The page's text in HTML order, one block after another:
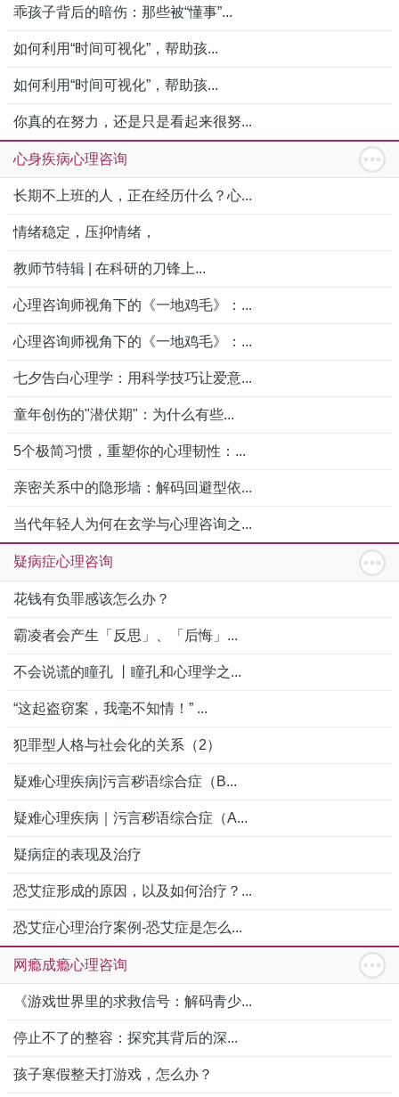
乖孩子背后的暗伤：那些被“懂事”...
如何利用“时间可视化”，帮助孩...
如何利用“时间可视化”，帮助孩...
你真的在努力，还是只是看起来很努...
心身疾病心理咨询
长期不上班的人，正在经历什么？心...
情绪稳定，压抑情绪，
教师节特辑 | 在科研的刀锋上...
心理咨询师视角下的《一地鸡毛》：...
心理咨询师视角下的《一地鸡毛》：...
七夕告白心理学：用科学技巧让爱意...
童年创伤的"潜伏期"：为什么有些...
5个极简习惯，重塑你的心理韧性：...
亲密关系中的隐形墙：解码回避型依...
当代年轻人为何在玄学与心理咨询之...
疑病症心理咨询
花钱有负罪感该怎么办？
霸凌者会产生「反思」、「后悔」...
不会说谎的瞳孔 丨瞳孔和心理学之...
“这起盗窃案，我毫不知情！” ...
犯罪型人格与社会化的关系（2）
疑难心理疾病|污言秽语综合症（B...
疑难心理疾病｜污言秽语综合症（A...
疑病症的表现及治疗
恐艾症形成的原因，以及如何治疗？...
恐艾症心理治疗案例-恐艾症是怎么...
网瘾成瘾心理咨询
《游戏世界里的求救信号：解码青少...
停止不了的整容：探究其背后的深...
孩子寒假整天打游戏，怎么办？